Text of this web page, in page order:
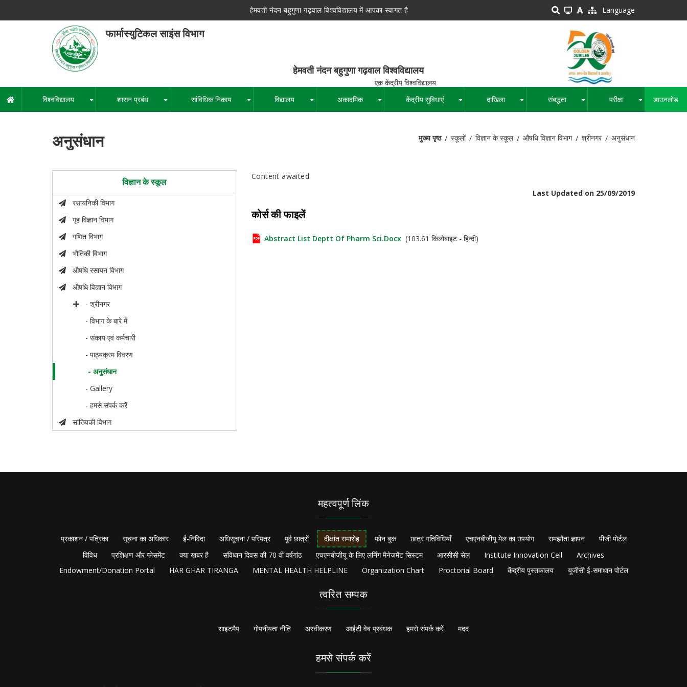
हेमवती नंदन बहुगुणा गढ़वाल विश्वविद्यालय में आपका स्वागत है Language
फार्मास्युटिकल साइंस विभाग
हेमवती नंदन बहुगुणा गढ़वाल विश्वविद्यालय
एक केंद्रीय विश्वविद्यालय
मुख्य
नेविगेशन
विश्वविद्यालय शासन प्रबंध सांविधिक निकाय विद्यालय अकादमिक केंद्रीय सुविधाएं दाखिला संबद्धता परीक्षा डाउनलोड
अनुसंधान मुख्य पृष्ठ स्कूलों विज्ञान के स्कूल औषधि विज्ञान विभाग श्रीनगर अनुसंधान
विज्ञान के स्कूल
रसायनिकी विभाग
गृह विज्ञान विभाग
गणित विभाग
भौतिकी विभाग
औषधि रसायन विभाग
औषधि विज्ञान विभाग
- श्रीनगर
- विभाग के बारे में
- संकाय एवं कर्मचारी
- पाठ्यक्रम विवरण
- अनुसंधान
- Gallery
- हमसे संपर्क करें
सांख्यिकी विभाग
Content awaited
Last Updated on 25/09/2019
कोर्स की फाइलें
Abstract List Deptt Of Pharm Sci.docx (103.61 किलोबाइट - हिन्दी)
महत्वपूर्ण लिंक
प्रकाशन / पत्रिका सूचना का अधिकार ई-निविदा अधिसूचना / परिपत्र पूर्व छात्रों दीक्षांत समारोह फोन बुक छात्र गतिविधियाँ एचएनबीजीयू मेल का उपयोग समझौता ज्ञापन
पीजी पोर्टल
विविध
प्रशिक्षण और प्लेसमेंट क्या खबर है संविधान दिवस की 70 वीं वर्षगांठ एचएनबीजीयू के लिए लर्निंग मैनेजमेंट सिस्टम आरसीसी सेल Institute Innovation Cell
Archives
Endowment/Donation Portal
HAR GHAR TIRANGA MENTAL HEALTH HELPLINE Organization Chart Proctorial Board केंद्रीय पुस्तकालय यूजीसी ई-समाधान पोर्टल
त्वरित सम्पक
साइटमैप गोपनीयता नीति अस्वीकरण आईटी वेब प्रबंधक हमसे संपर्क करें मदद
हमसे संपर्क करें